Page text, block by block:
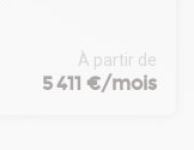
de bureaux
À partir de
5 411 €/mois